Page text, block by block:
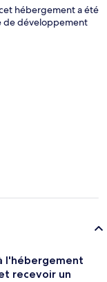
hébergement a été
de développement
l'hébergement
recevoir un